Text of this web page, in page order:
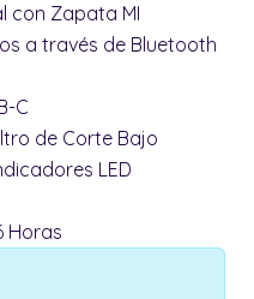
con Zapata MI
a través de Bluetooth
C
de Corte Bajo
LED
Horas